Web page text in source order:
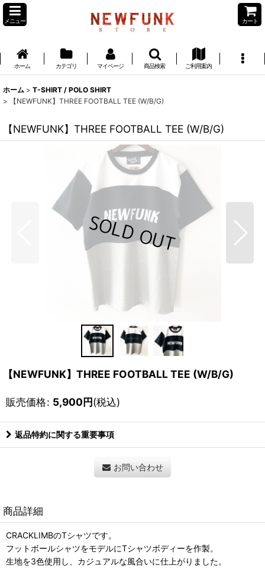
メニュー カート
ホーム カテゴリ マイページ 商品検索 ご利用案内
ホーム > T-SHIRT / POLO SHIRT
>
【NEWFUNK】THREE FOOTBALL TEE (W/B/G)
【NEWFUNK】THREE FOOTBALL TEE (W/B/G)
【NEWFUNK】THREE FOOTBALL TEE (W/B/G)
販売価格: 5,900円(税込)
返品特約に関する重要事項
お問い合わせ
商品詳細
CRACKLIMBのTシャツです。
フットボールシャツをモデルにTシャツボディーを作製。
生地を3色使用し、カジュアルな風合いに仕上がりました。